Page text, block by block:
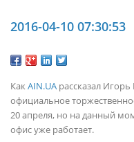
2016-04-10 07:30:53
КакAIN.UA рассказал
официальное
20 апреля, но на данный
офис уже работает.